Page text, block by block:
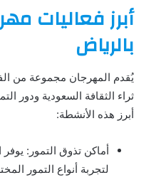
أبرز فعاليات
بالرياض
يُقدم المهرجان مجموعة من
ثراء الثقافة السعودية ودور
أبرز هذه الأنشطة:
أماكن تذوق التمور:
لتجربة أنواع التمور